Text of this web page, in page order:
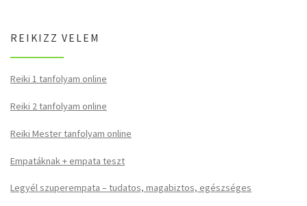
REIKIZZ VELEM
Reiki 1 tanfolyam online
Reiki 2 tanfolyam online
Reiki Mester tanfolyam online
Empatáknak + empata teszt
Legyél szuperempata – tudatos, magabiztos, egészséges